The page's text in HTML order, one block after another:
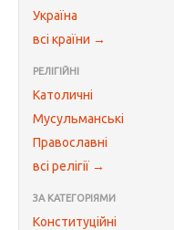
Україна
всі країни →
РЕЛІГІЙНІ
Католичні
Мусульманські
Православні
всі релігії →
ЗА КАТЕГОРІЯМИ
Конституційні